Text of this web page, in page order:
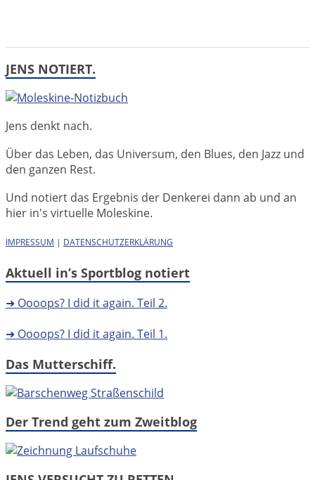
JENS NOTIERT.
Jens denkt nach.
Über das Leben, das Universum, den Blues, den Jazz und
den ganzen Rest.
Und notiert das Ergebnis der Denkerei dann ab und an
hier in's virtuelle Moleskine.
IMPRESSUM | DATENSCHUTZERKLÄRUNG
Aktuell in’s Sportblog notiert
➜ Oooops? I did it again. Teil 2.
➜ Oooops? I did it again. Teil 1.
Das Mutterschiff.
Der Trend geht zum Zweitblog